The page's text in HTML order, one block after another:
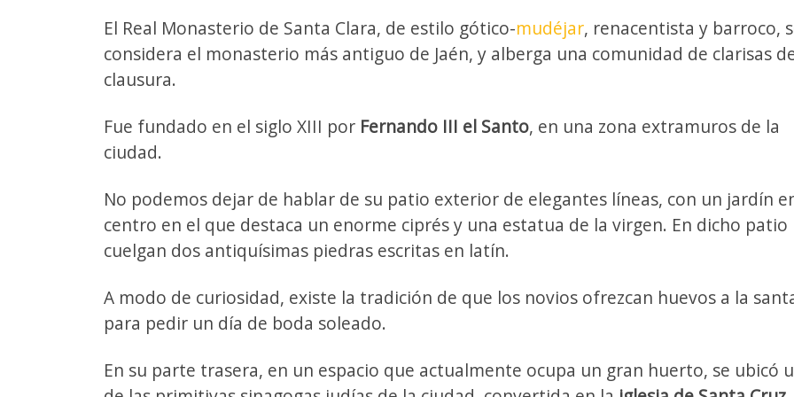
El Real Monasterio de Santa Clara, de estilo gótico-mudéjar, renacentista y barroco,
considera el monasterio más antiguo de Jaén, y alberga una comunidad de clarisas
clausura.
Fue fundado en el siglo XIII por Fernando III el Santo, en una zona extramuros de la
ciudad.
No podemos dejar de hablar de su patio exterior de elegantes líneas, con un jardín
centro en el que destaca un enorme ciprés y una estatua de la virgen. En dicho patio
cuelgan dos antiquísimas piedras escritas en latín.
A modo de curiosidad, existe la tradición de que los novios ofrezcan huevos a la
para pedir un día de boda soleado.
En su parte trasera, en un espacio que actualmente ocupa un gran huerto, se ubicó